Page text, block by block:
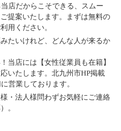
店だからこそできる、スムー
提案いたします。まずは無料の
用ください。
たいけれど、どんな人が来るか
当店には【女性従業員も在籍】
いたします。北九州市HP掲載
営業しております。
・法人様問わずお気軽にご連絡
。